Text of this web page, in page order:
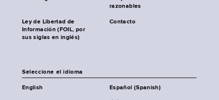
razonables
Ley de Libertad de
Información (FOIL, por
sus siglas en inglés)
Contacto
Seleccione el idioma
English Español (Spanish)